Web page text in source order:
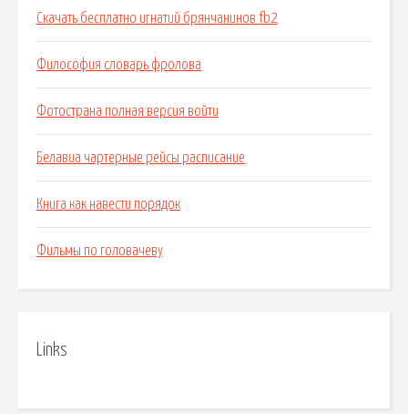
Скачать бесплатно игнатий брянчанинов fb2
Философия словарь фролова
Фотострана полная версия войти
Белавиа чартерные рейсы расписание
Книга как навести порядок
Фильмы по головачеву
Links